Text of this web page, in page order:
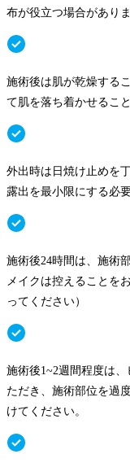
布が役立つ場合がありま
施術後は肌が乾燥する
て肌を落ち着かせるこ
外出時は日焼け止めを
露出を最小限にする必
施術後24時間は、施術
メイクは控えることを
ってください）
施術後1~2週間程度は
ただき、施術部位を過
けてください。